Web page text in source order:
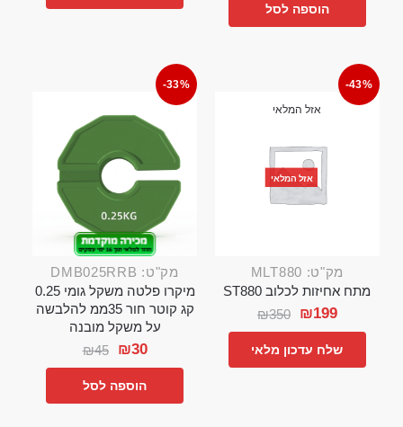
הוספה לסל
-43%
אזל המלאי
אזל המלאי
מק"ט: MLT880
מתח אחיזות לכלוב ST880
₪350 ₪199
שלח עדכון מלאי
-33%
מק"ט: DMB025RRB
מיקרו פלטה משקל גומי 0.25
קג קוטר חור 35ממ להלבשה
על משקל מובנה
₪45 ₪30
הוספה לסל